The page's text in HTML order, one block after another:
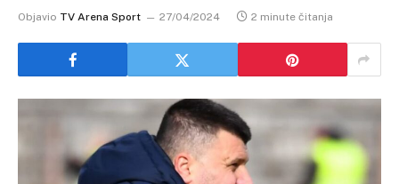
Objavio TV Arena Sport 27/04/2024 2 minute čitanja